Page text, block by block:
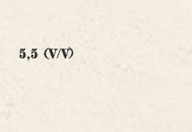
5,5 (V/V)